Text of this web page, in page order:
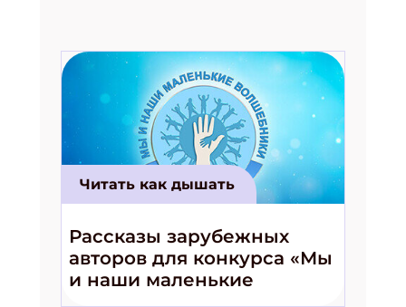
Читать как дышать
Рассказы зарубежных
авторов для конкурса «Мы
и наши маленькие
волшебники!»
Укажите Ваш Email
ПОДПИСАТЬСЯ